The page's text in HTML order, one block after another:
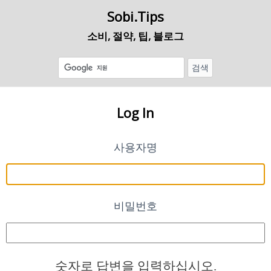
Sobi.Tips
소비, 절약, 팁, 블로그
Log In
사용자명
비밀번호
숫자로 답변을 입력하십시오.